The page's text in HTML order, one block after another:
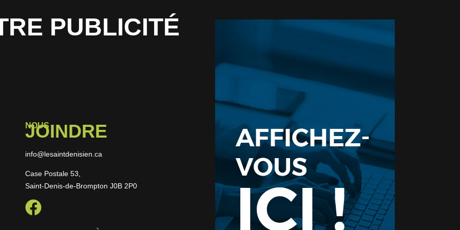
PUBLICITÉ
NOUS
JOINDRE
info@lesaintdenisien.ca
Case Postale 53,
Saint-Denis-de-Brompton J0B 2P0